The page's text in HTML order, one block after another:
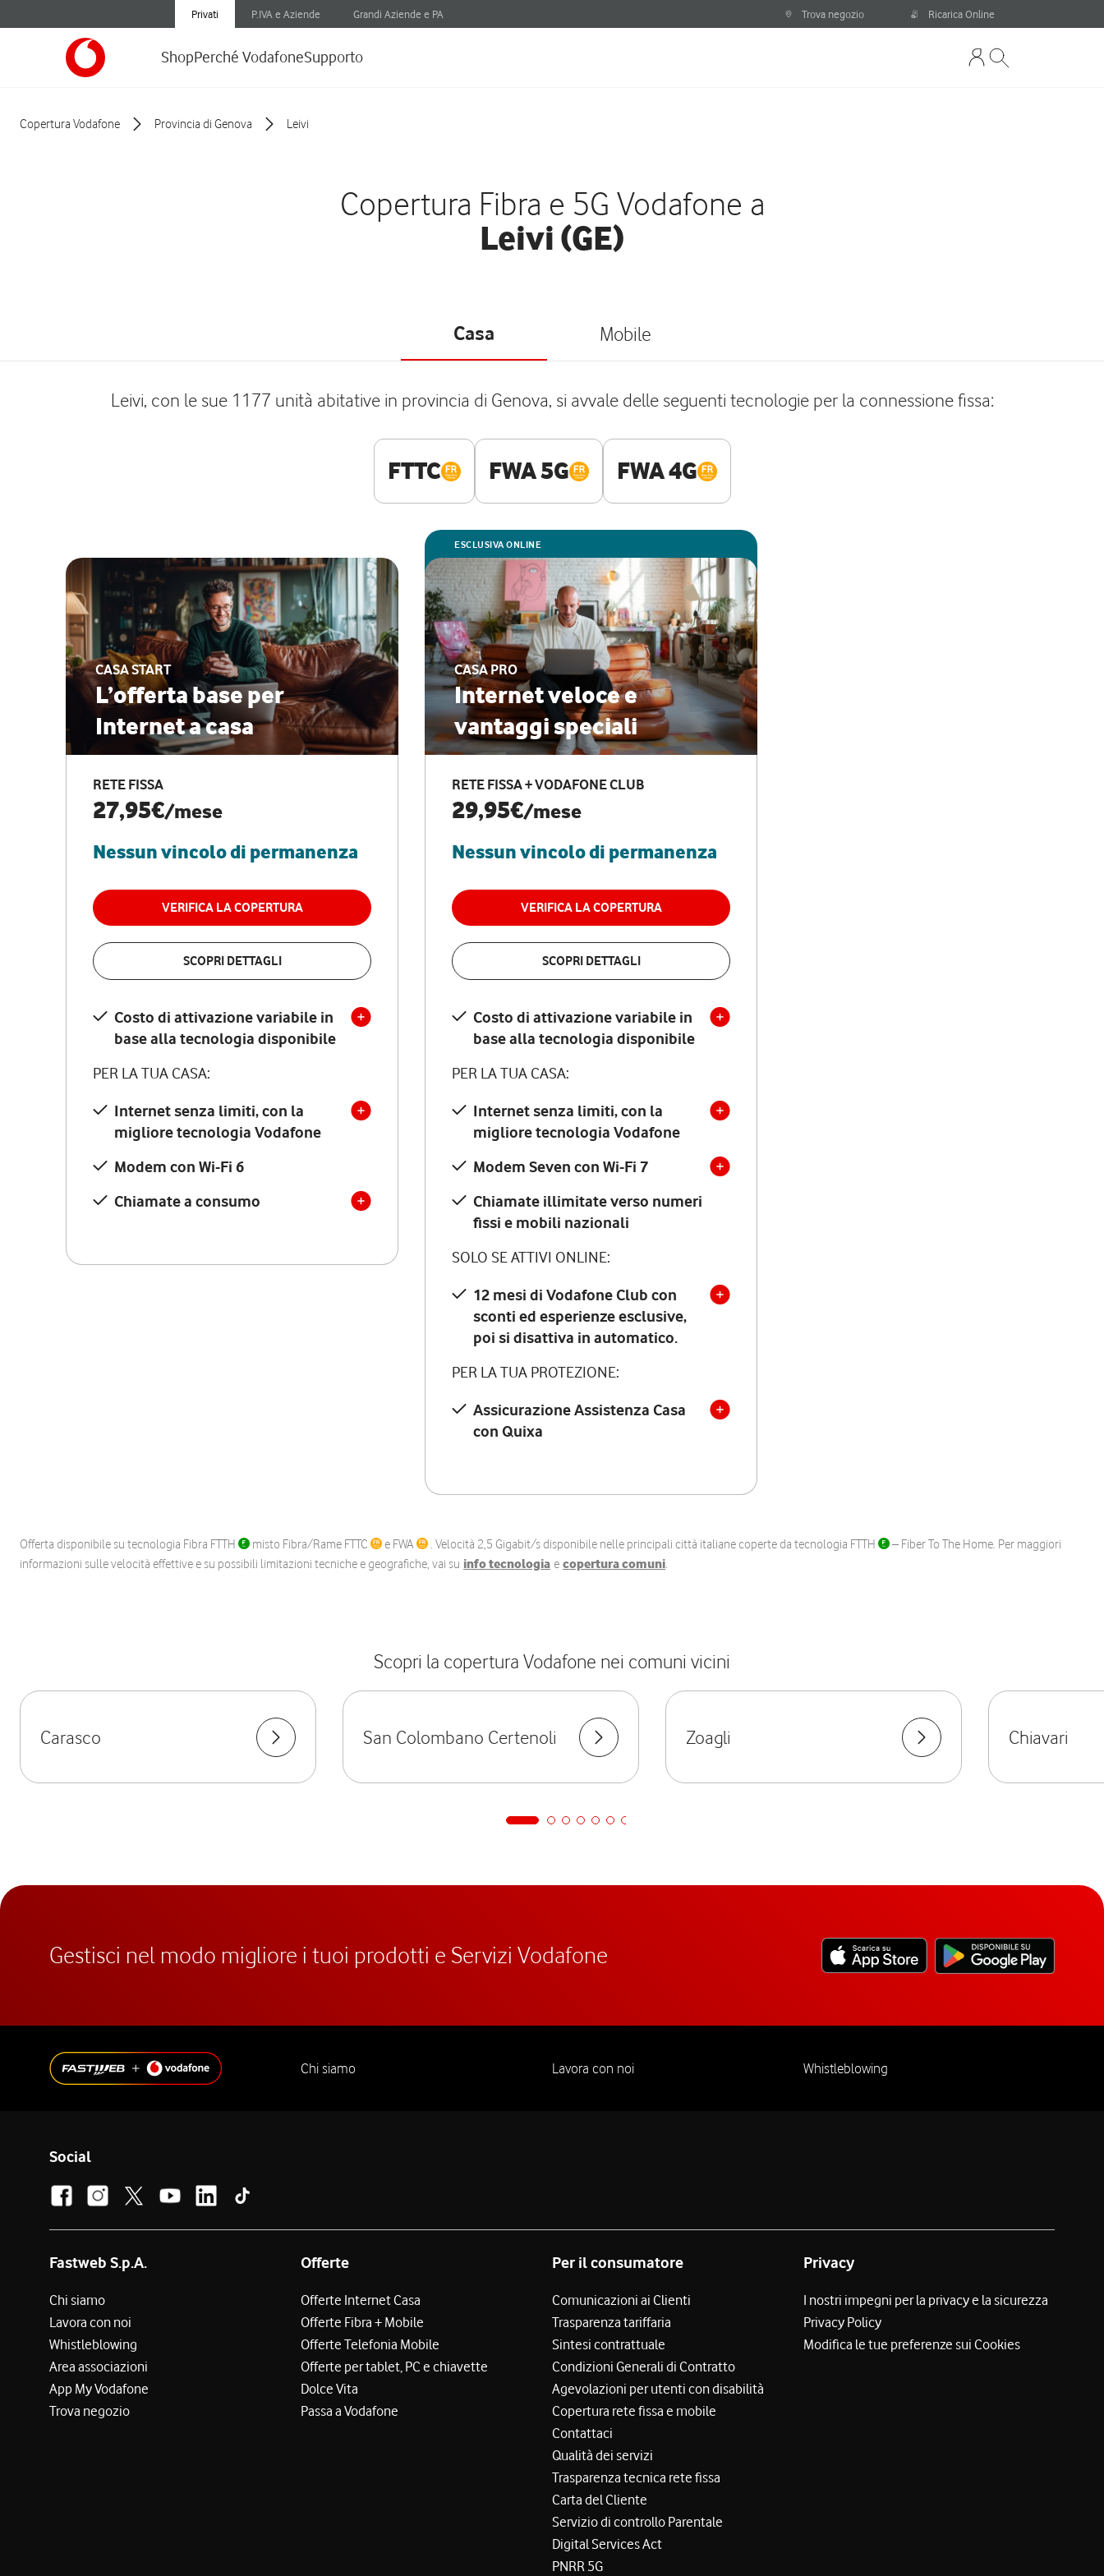
Privati P.IVA e Aziende Grandi Aziende e PA Trova negozio Ricarica Online
ShopPerché VodafoneSupporto
Copertura Vodafone Provincia di Genova Leivi
Copertura Fibra e 5G Vodafone a
Leivi (GE)
Casa Mobile
Leivi, con le sue 1177 unità abitative in provincia di Genova, si avvale delle seguenti tecnologie per la connessione fissa:
FTTC FWA 5G FWA 4G
CASA START
L’offerta base per
Internet a casa
RETE FISSA
27,95€/mese
Nessun vincolo di permanenza
VERIFICA LA COPERTURA
SCOPRI DETTAGLI
Costo di attivazione variabile in
base alla tecnologia disponibile
PER LA TUA CASA:
Internet senza limiti, con la
migliore tecnologia Vodafone
Modem con Wi-Fi 6
Chiamate a consumo
ESCLUSIVA ONLINE
CASA PRO
Internet veloce e
vantaggi speciali
RETE FISSA + VODAFONE CLUB
29,95€/mese
Nessun vincolo di permanenza
VERIFICA LA COPERTURA
SCOPRI DETTAGLI
Costo di attivazione variabile in
base alla tecnologia disponibile
PER LA TUA CASA:
Internet senza limiti, con la
migliore tecnologia Vodafone
Modem Seven con Wi-Fi 7
Chiamate illimitate verso numeri
fissi e mobili nazionali
SOLO SE ATTIVI ONLINE:
12 mesi di Vodafone Club con
sconti ed esperienze esclusive,
poi si disattiva in automatico.
PER LA TUA PROTEZIONE:
Assicurazione Assistenza Casa
con Quixa
Offerta disponibile su tecnologia Fibra FTTH misto Fibra/Rame FTTC e FWA . Velocità 2,5 Gigabit/s disponibile nelle principali città italiane coperte da tecnologia FTTH
– Fiber To The Home. Per maggiori
informazioni sulle velocità effettive e su possibili limitazioni tecniche e geografiche, vai su info tecnologia e copertura comuni.
Scopri la copertura Vodafone nei comuni vicini
Carasco San Colombano Certenoli Zoagli Chiavari
Gestisci nel modo migliore i tuoi prodotti e Servizi Vodafone
Chi siamo Lavora con noi Whistleblowing
Social
Fastweb S.p.A.
Chi siamo
Lavora con noi
Whistleblowing
Area associazioni
App My Vodafone
Trova negozio
Offerte
Offerte Internet Casa
Offerte Fibra + Mobile
Offerte Telefonia Mobile
Offerte per tablet, PC e chiavette
Dolce Vita
Passa a Vodafone
Per il consumatore
Comunicazioni ai Clienti
Trasparenza tariffaria
Sintesi contrattuale
Condizioni Generali di Contratto
Agevolazioni per utenti con disabilità
Copertura rete fissa e mobile
Contattaci
Qualità dei servizi
Trasparenza tecnica rete fissa
Carta del Cliente
Servizio di controllo Parentale
Digital Services Act
PNRR 5G
Privacy
I nostri impegni per la privacy e la sicurezza
Privacy Policy
Modifica le tue preferenze sui Cookies